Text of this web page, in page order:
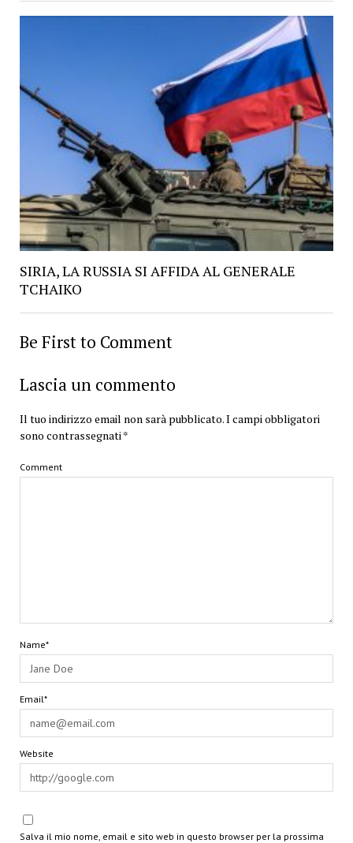
SIRIA, LA RUSSIA SI AFFIDA AL GENERALE
TCHAIKO
Be First to Comment
Lascia un commento
Il tuo indirizzo email non sarà pubblicato.I campi obbligatori
sono contrassegnati *
Comment
Name*
Email*
Website
Salva il mio nome, email e sito web in questo browser per la prossima